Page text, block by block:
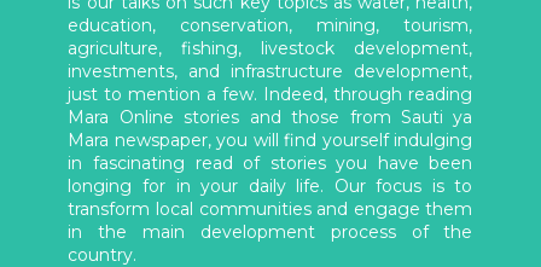
education, conservation, mining, tourism,
agriculture, fishing, livestock development,
investments, and infrastructure development,
just to mention a few. Indeed, through reading
Mara Online stories and those from Sauti ya
Mara newspaper, you will find yourself indulging
in fascinating read of stories you have been
longing for in your daily life. Our focus is to
transform local communities and engage them
in the main development process of the
country.